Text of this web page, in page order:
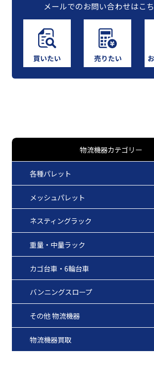
メールでのお問い合わせはこ
物流機器カテゴリー
各種パレット
メッシュパレット
ネスティングラック
重量・中量ラック
カゴ台車・6輪台車
バンニングスロープ
その他 物流機器
物流機器買取